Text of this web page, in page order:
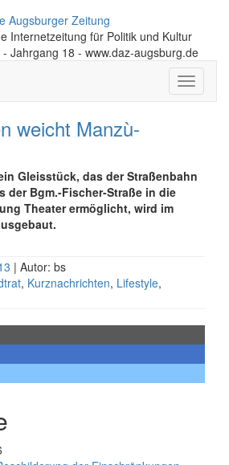
Augsburger Zeitung
Internetzeitung für Politik und Kultur
Jahrgang 18 - www.daz-augsburg.de
Toggle
weicht Manzù-
Gleisstück, das der Straßenbahn
der Bgm.-Fischer-Straße in die
Theater ermöglicht, wird im
| Autor: bs
, Kurznachrichten, Lifestyle,